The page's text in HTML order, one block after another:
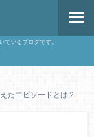
ているブログです。
たエピソードとは？